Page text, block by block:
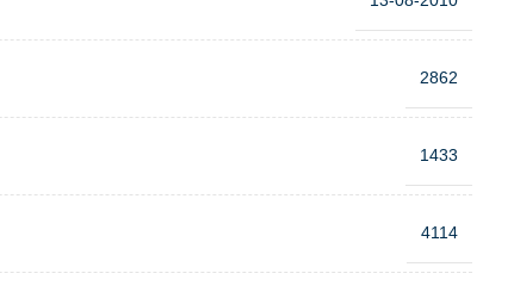
2862
1433
4114